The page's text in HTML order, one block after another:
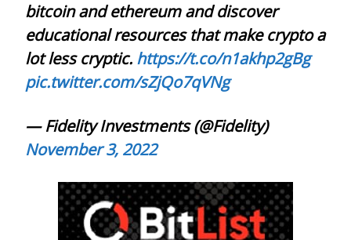
bitcoin and ethereum and discover
educational resources that make crypto a
lot less cryptic. https://t.co/n1akhp2gBg
pic.twitter.com/sZjQo7qVNg
— Fidelity Investments (@Fidelity)
November 3, 2022